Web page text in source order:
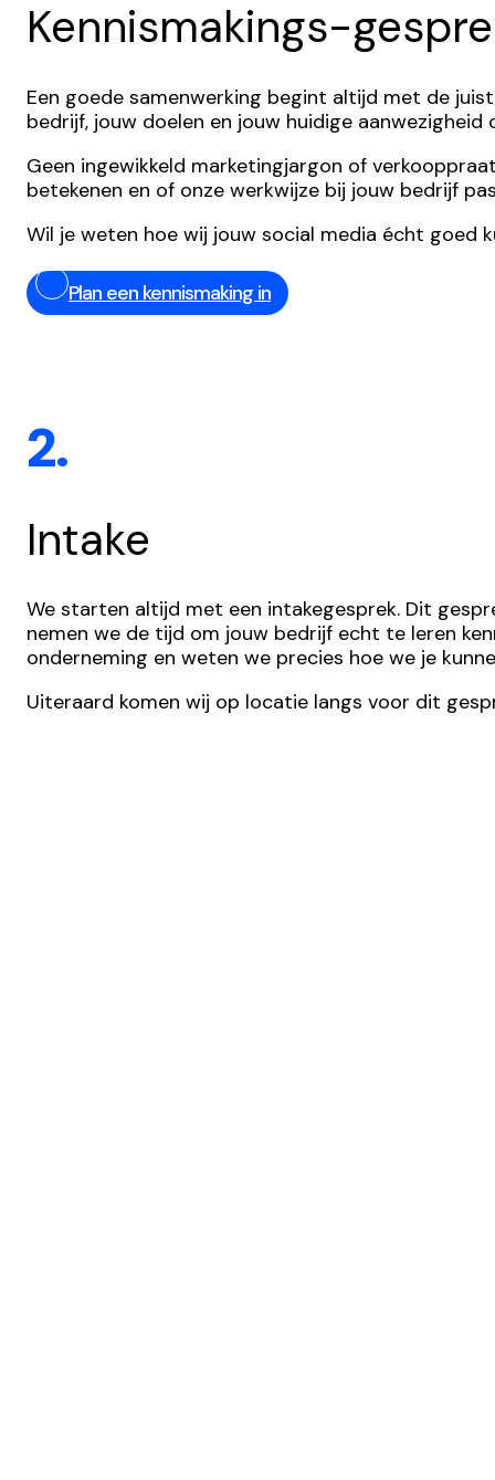
Kennismakings-
Een goede samenwerking begint altijd met de
bedrijf, jouw doelen en jouw huidige
Geen ingewikkeld marketingjargon of
betekenen en of onze werkwijze bij jouw bedrijf
Wil je weten hoe wij jouw social media écht goed
Plan een kennismaking in
2.
Intake
We starten altijd met een intakegesprek. Dit
nemen we de tijd om jouw bedrijf echt te leren
onderneming en weten we precies hoe we je
Uiteraard komen wij op locatie langs voor dit